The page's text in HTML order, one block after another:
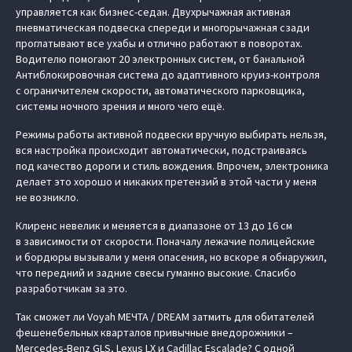
управляется как бизнес-седан. Двухрычажная активная
пневматическая подвеска спереди и многорычажная сзади
проглатывают все ухабы и отлично работают в поворотах.
Водителю помогают 20 электронных систем, от банальной
Антиблокировочная система до адаптивного круиз-контроля
с ограничителем скорости, автоматического парковщика,
системы ночного зрения и много чего ещё.
Режимы работы активной подвески вручную выбирать нельзя,
вся настройка происходит автоматически, подстраиваясь
под качество дороги и стиль вождения. Впрочем, электроника
делает это хорошо и никаких претензий в этой части у меня
не возникло.
Клиренс невелик и меняется в диапазоне от 13 до 16 см
в зависимости от скорости. Поначалу лежачие полицейские
и бордюры вызывали у меня опасения, но вскоре я обнаружил,
что передний и задние свесы гуманно высокие. Спасибо
разработчикам за это.
Так сможет ли Voyah МЕЧТА / DREAM затмить для обитателей
фешенебельных кварталов привычные внедорожники –
Mercedes-Benz GLS, Lexus LX и Cadillac Escalade? С одной